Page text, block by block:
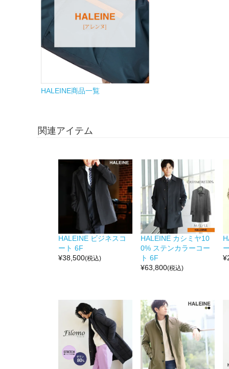
HALEINE商品一覧
関連アイテム
HALEINE ビジネスコ
ート 6F
¥38,500(税込)
HALEINE カシミヤ10
0% ステンカラーコー
ト 6F
¥63,800(税込)
¥